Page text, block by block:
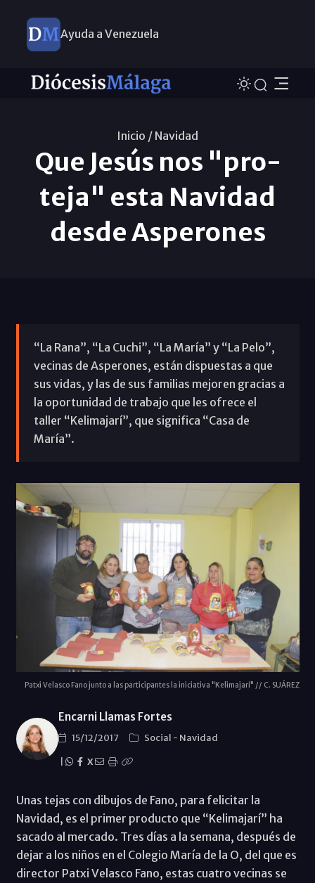
Ayuda a Venezuela
Inicio / Navidad
Que Jesús nos "pro-
teja" esta Navidad
desde Asperones
“La Rana”, “La Cuchi”, “La María” y “La Pelo”,
vecinas de Asperones, están dispuestas a que
sus vidas, y las de sus familias mejoren gracias a
la oportunidad de trabajo que les ofrece el
taller “Kelimajarí”, que significa “Casa de
María”.
Patxi Velasco Fano junto a las participantes la iniciativa "Kelimajarí" // C. SUÁREZ
Encarni Llamas Fortes
15/12/2017 Social - Navidad
X
Unas tejas con dibujos de Fano, para felicitar la
Navidad, es el primer producto que “Kelimajarí” ha
sacado al mercado. Tres días a la semana, después de
dejar a los niños en el Colegio María de la O, del que es
director Patxi Velasco Fano, estas cuatro vecinas se